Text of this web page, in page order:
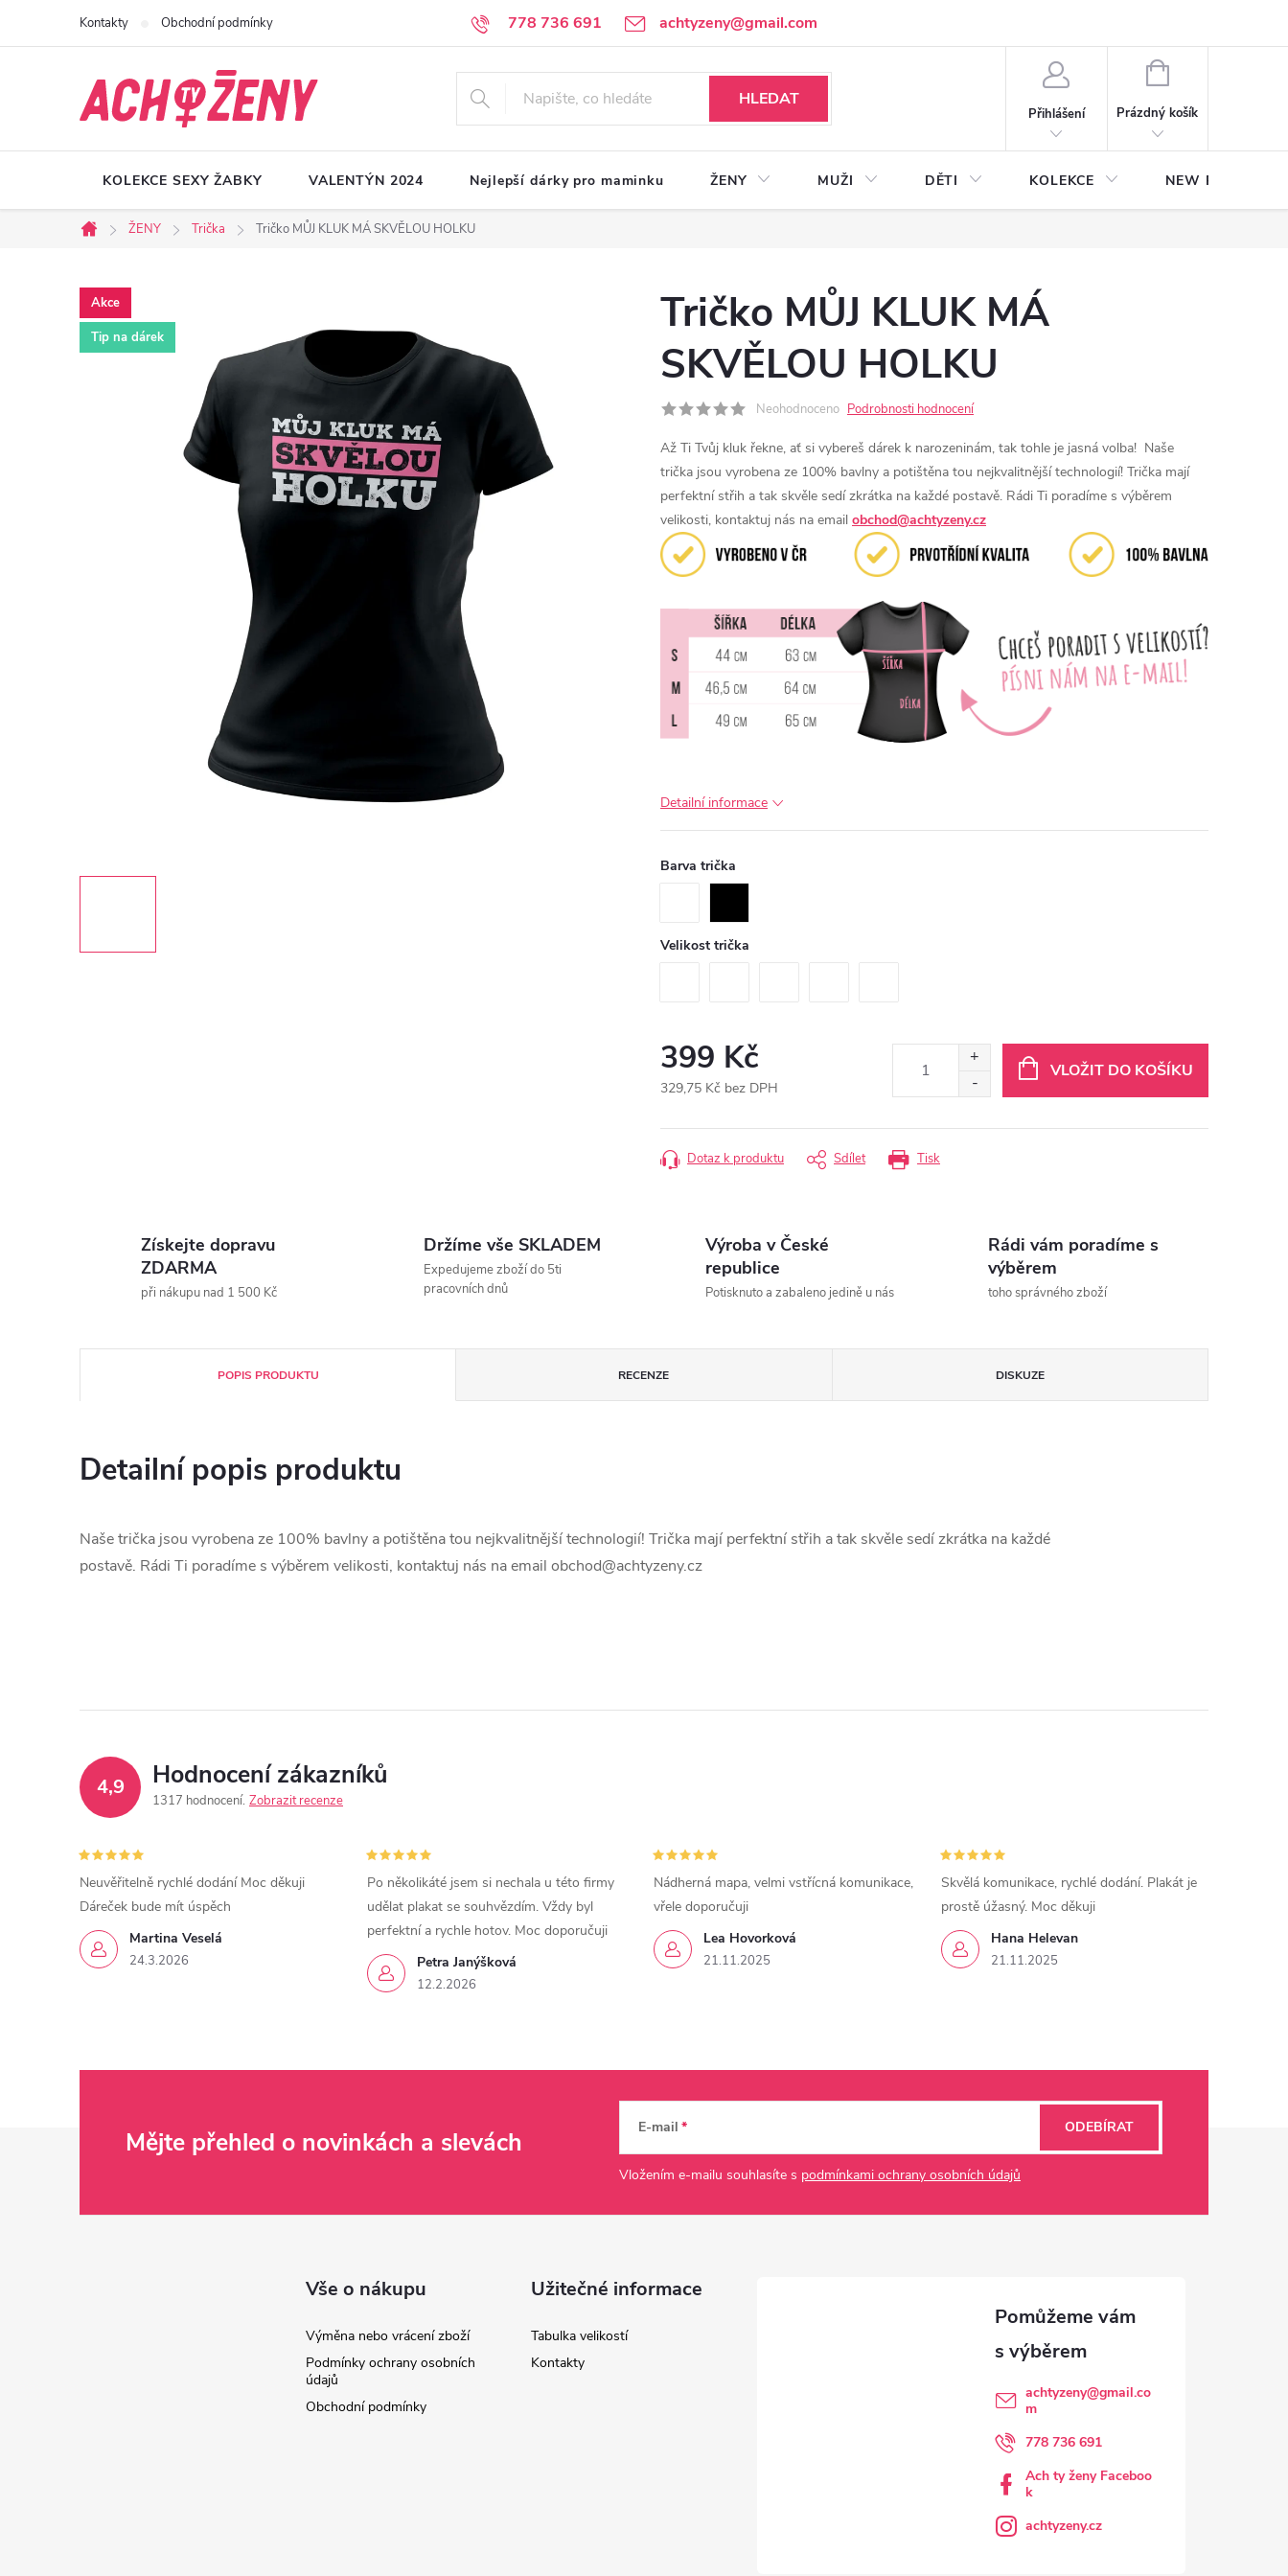
778 736 691 achtyzeny@gmail.com
Kontakty Obchodní podmínky
HLEDAT
Přihlášení
NÁKUPNÍ
Prázdný košík
KOLEKCE SEXY ŽABKY VALENTÝN 2024 Nejlepší dárky pro maminku ŽENY MUŽI DĚTI KOLEKCE NEW Plakáty s
Domů
ŽENY Trička Tričko MŮJ KLUK MÁ SKVĚLOU HOLKU
Akce
Tip na dárek
Tričko MŮJ KLUK MÁ
SKVĚLOU HOLKU
Neohodnoceno Podrobnosti hodnocení
Až Ti Tvůj kluk řekne, ať si vybereš dárek k narozeninám, tak tohle je jasná volba! Naše
trička jsou vyrobena ze 100% bavlny a potištěna tou nejkvalitnější technologií! Trička mají
perfektní střih a tak skvěle sedí zkrátka na každé postavě. Rádi Ti poradíme s výběrem
velikosti, kontaktuj nás na email obchod@achtyzeny.cz
Detailní informace
Barva trička
Velikost trička
399 Kč
329,75 Kč bez DPH
cena:
VLOŽIT DO KOŠÍKU
Tisk
Dotaz k produktu Sdílet
Získejte dopravu
ZDARMA
při nákupu nad 1 500 Kč
Držíme vše SKLADEM
Expedujeme zboží do 5ti
pracovních dnů
Výroba v České
republice
Potisknuto a zabaleno jedině u nás
Rádi vám poradíme s
výběrem
toho správného zboží
POPIS PRODUKTU RECENZE DISKUZE
Detailní popis produktu
Naše trička jsou vyrobena ze 100% bavlny a potištěna tou nejkvalitnější technologií! Trička mají perfektní střih a tak skvěle sedí zkrátka na každé
postavě. Rádi Ti poradíme s výběrem velikosti, kontaktuj nás na email obchod@achtyzeny.cz
4,9 Hodnocení zákazníků
1317 hodnocení Zobrazit recenze
Martina Veselá
24.3.2026
Neuvěřitelně rychlé dodání Moc děkuji
Dáreček bude mít úspěch
Petra Janýšková
12.2.2026
Po několikáté jsem si nechala u této firmy
udělat plakat se souhvězdím. Vždy byl
perfektní a rychle hotov. Moc doporučuji
Lea Hovorková
21.11.2025
Nádherná mapa, velmi vstřícná komunikace,
vřele doporučuji
Hana Helevan
21.11.2025
Skvělá komunikace, rychlé dodání. Plakát je
prostě úžasný. Moc děkuji
Mějte přehled o novinkách a slevách E-mail
Vložením e-mailu souhlasíte s podmínkami ochrany osobních údajů
ODEBÍRAT
Vše o nákupu
Výměna nebo vrácení zboží
Podmínky ochrany osobních
údajů
Obchodní podmínky
Užitečné informace
Tabulka velikostí
Kontakty
achtyzeny@gmail.co
m
778 736 691
Ach ty ženy Faceboo
k
achtyzeny.cz